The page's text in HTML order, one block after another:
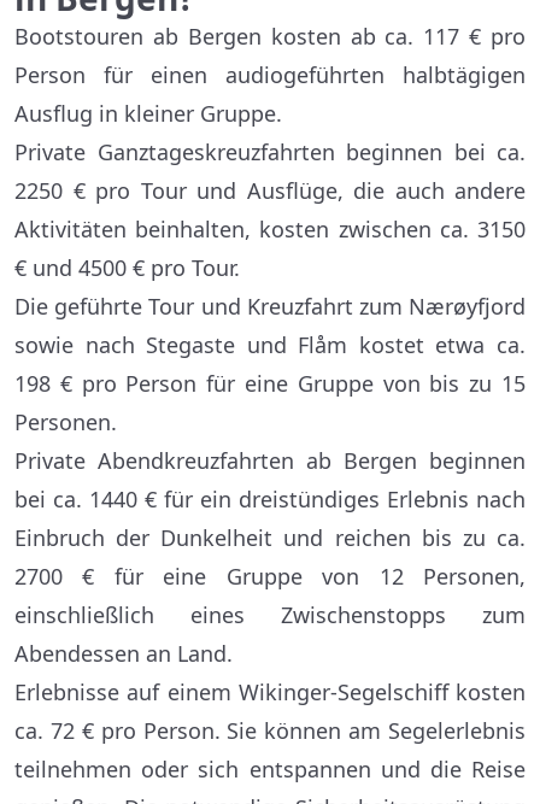
Bootstouren ab Bergen kosten ab ca. 117 € pro
Person für einen audiogeführten halbtägigen
Ausflug in kleiner Gruppe.
Private Ganztageskreuzfahrten beginnen bei ca.
2250 € pro Tour und Ausflüge, die auch andere
Aktivitäten beinhalten, kosten zwischen ca. 3150
€ und 4500 € pro Tour.
Die geführte Tour und Kreuzfahrt zum Nærøyfjord
sowie nach Stegaste und Flåm kostet etwa ca.
198 € pro Person für eine Gruppe von bis zu 15
Personen.
Private Abendkreuzfahrten ab Bergen beginnen
bei ca. 1440 € für ein dreistündiges Erlebnis nach
Einbruch der Dunkelheit und reichen bis zu ca.
2700 € für eine Gruppe von 12 Personen,
einschließlich eines Zwischenstopps zum
Abendessen an Land.
Erlebnisse auf einem Wikinger-Segelschiff kosten
ca. 72 € pro Person. Sie können am Segelerlebnis
teilnehmen oder sich entspannen und die Reise